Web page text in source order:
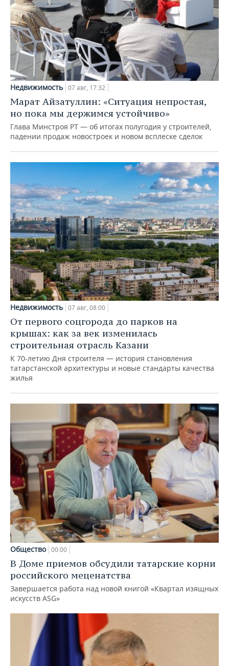
Недвижимость 07 авг, 17:32
Марат Айзатуллин: «Ситуация непростая,
но пока мы держимся устойчиво»
Глава Минстроя РТ — об итогах полугодия у строителей,
падении продаж новостроек и новом всплеске сделок
Недвижимость 07 авг, 08:00
От первого соцгорода до парков на
крышах: как за век изменилась
строительная отрасль Казани
К 70-летию Дня строителя — история становления
татарстанской архитектуры и новые стандарты качества
жилья
Общество 00:00
В Доме приемов обсудили татарские корни
российского меценатства
Завершается работа над новой книгой «Квартал изящных
искусств ASG»